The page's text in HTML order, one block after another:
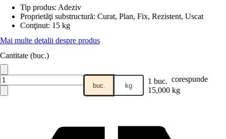
Tip produs: Adeziv
Proprietăţi substructură: Curat, Plan, Fix, Rezistent, Uscat
Conţinut: 15 kg
Mai multe detalii despre produs
Cantitate (buc.)
buc. kg 1 buc. corespunde
15,000 kg